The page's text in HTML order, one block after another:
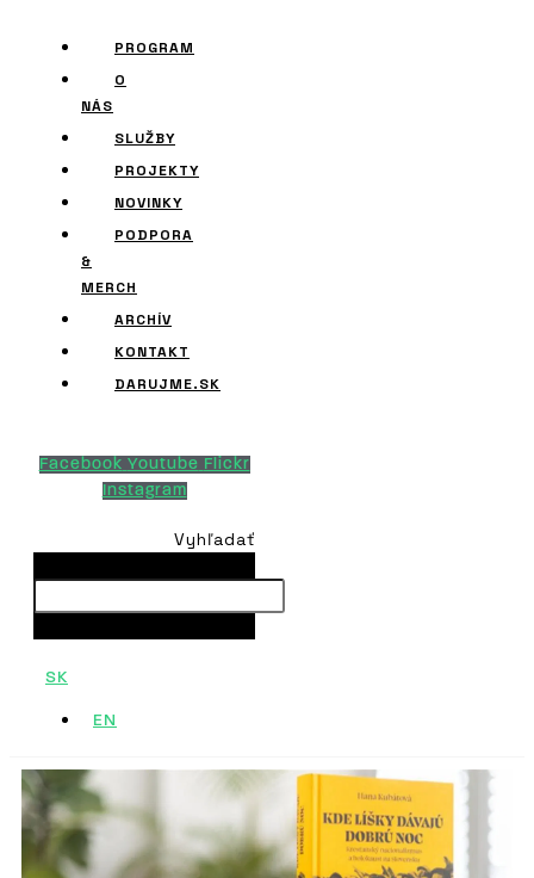
PROGRAM
O
NÁS
SLUŽBY
PROJEKTY
NOVINKY
PODPORA
&
MERCH
ARCHÍV
KONTAKT
DARUJME.SK
Facebook Youtube Flickr
Instagram
Vyhľadať
SK
EN